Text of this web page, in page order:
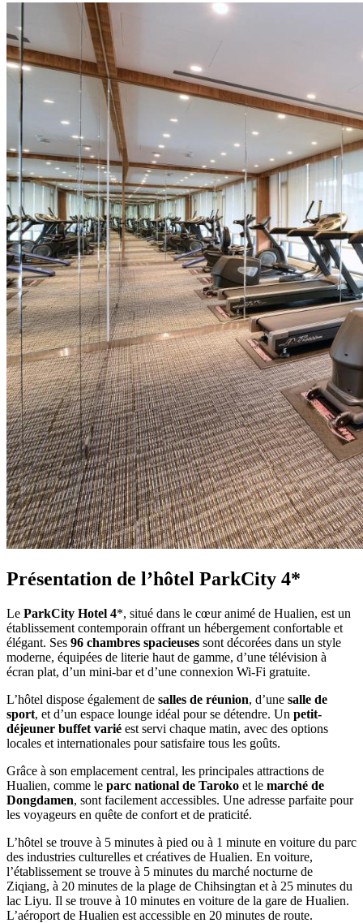
Présentation de l’hôtel ParkCity 4*
Le ParkCity Hotel 4*, situé dans le cœur animé de Hualien, est un
établissement contemporain offrant un hébergement confortable et
élégant. Ses 96 chambres spacieuses sont décorées dans un style
moderne, équipées de literie haut de gamme, d’une télévision à
écran plat, d’un mini-bar et d’une connexion Wi-Fi gratuite.
L’hôtel dispose également de salles de réunion, d’une salle de
sport, et d’un espace lounge idéal pour se détendre. Un petit-
déjeuner buffet varié est servi chaque matin, avec des options
locales et internationales pour satisfaire tous les goûts.
Grâce à son emplacement central, les principales attractions de
Hualien, comme le parc national de Taroko et le marché de
Dongdamen, sont facilement accessibles. Une adresse parfaite pour
les voyageurs en quête de confort et de praticité.
L’hôtel se trouve à 5 minutes à pied ou à 1 minute en voiture du parc
des industries culturelles et créatives de Hualien. En voiture,
l’établissement se trouve à 5 minutes du marché nocturne de
Ziqiang, à 20 minutes de la plage de Chihsingtan et à 25 minutes du
lac Liyu. Il se trouve à 10 minutes en voiture de la gare de Hualien.
L’aéroport de Hualien est accessible en 20 minutes de route.